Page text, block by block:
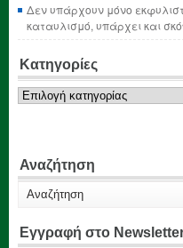
Δεν υπάρχουν μόνο
καταυλισμό, υπάρχει και
Κατηγορίες
Κατηγορίες
Αναζήτηση
Εγγραφή στο